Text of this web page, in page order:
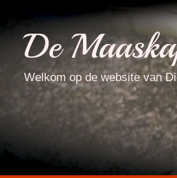
inhoudDe
Welkom op de website van